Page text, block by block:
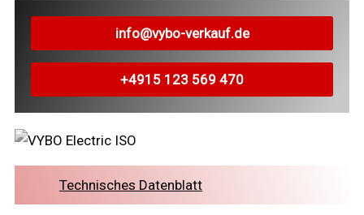
info@vybo-verkauf.de
+4915 123 569 470
Technisches Datenblatt